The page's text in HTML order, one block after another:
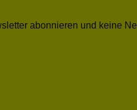
abonnieren und keine